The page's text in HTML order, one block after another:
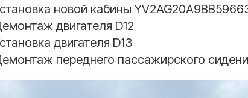
новой кабины
двигателя D12
двигателя D13
переднего пассажирского